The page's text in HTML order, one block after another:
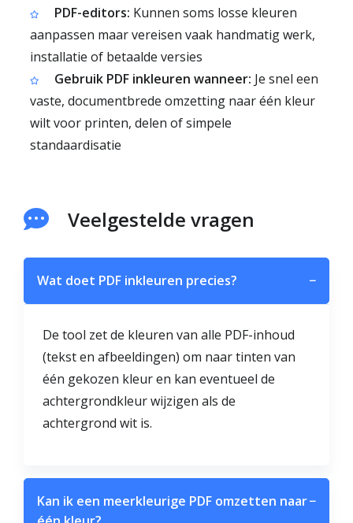
PDF-editors: Kunnen soms losse kleuren
aanpassen maar vereisen vaak handmatig werk,
installatie of betaalde versies
Gebruik PDF inkleuren wanneer: Je snel een
vaste, documentbrede omzetting naar één kleur
wilt voor printen, delen of simpele
standaardisatie
Veelgestelde vragen
Wat doet PDF inkleuren precies? −
De tool zet de kleuren van alle PDF-inhoud
(tekst en afbeeldingen) om naar tinten van
één gekozen kleur en kan eventueel de
achtergrondkleur wijzigen als de
achtergrond wit is.
Kan ik een meerkleurige PDF omzetten naar−